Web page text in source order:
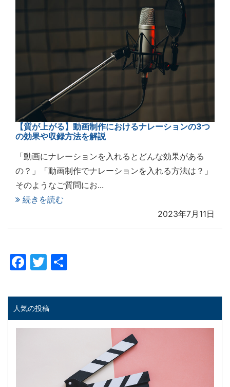
【質が上がる】動画制作におけるナレーションの3つ
の効果や収録方法を解説
「動画にナレーションを入れるとどんな効果がある
の？」「動画制作でナレーションを入れる方法は？」
そのようなご質問にお...
続きを読む
2023年7月11日
Facebook
Twitter
人気の投稿